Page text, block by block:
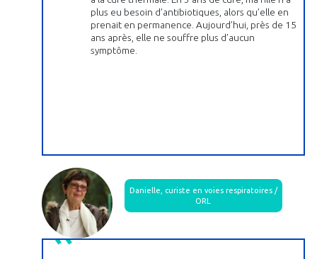
plus eu besoin d’antibiotiques, alors qu’elle en
prenait en permanence. Aujourd’hui, près de 15
ans après, elle ne souffre plus d’aucun
symptôme.
Danielle, curiste en voies respiratoires /
ORL